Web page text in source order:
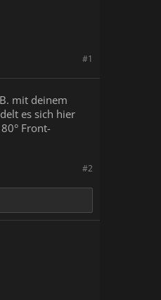
#1
mit deinem
es sich hier
Front-
#2